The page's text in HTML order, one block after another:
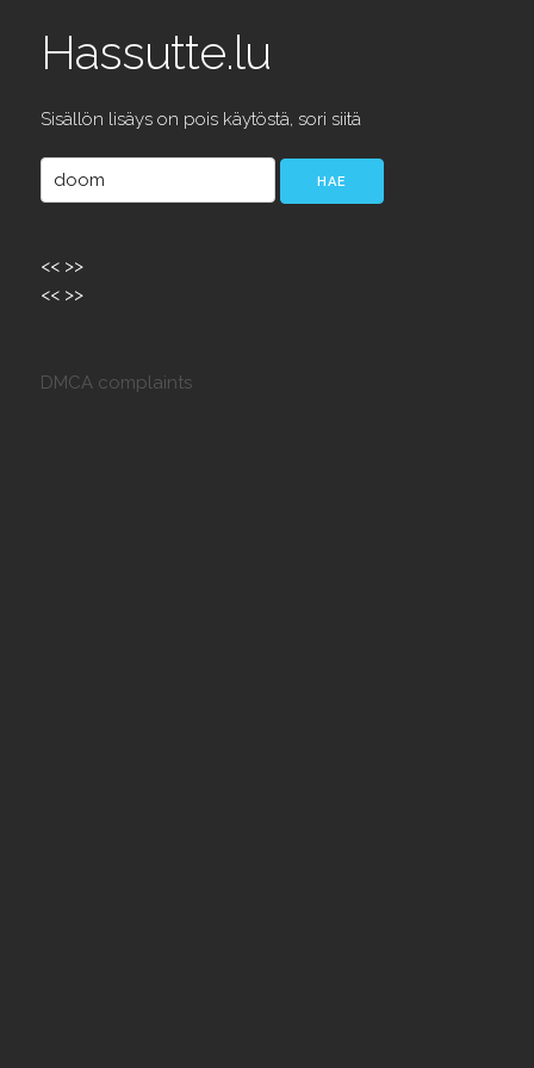
Hassutte.lu
Sisällön lisäys on pois käytöstä, sori siitä
<< >>
<< >>
DMCA complaints